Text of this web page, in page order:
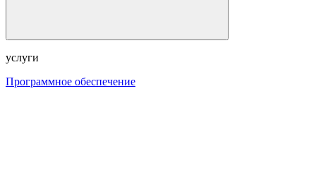
услуги
Программное обеспечение